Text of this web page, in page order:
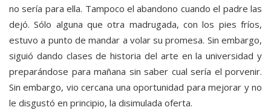
no sería para ella. Tampoco el abandono cuando el padre las
dejó. Sólo alguna que otra madrugada, con los pies fríos,
estuvo a punto de mandar a volar su promesa. Sin embargo,
siguió dando clases de historia del arte en la universidad y
preparándose para mañana sin saber cual sería el porvenir.
Sin embargo, vio cercana una oportunidad para mejorar y no
le disgustó en principio, la disimulada oferta.